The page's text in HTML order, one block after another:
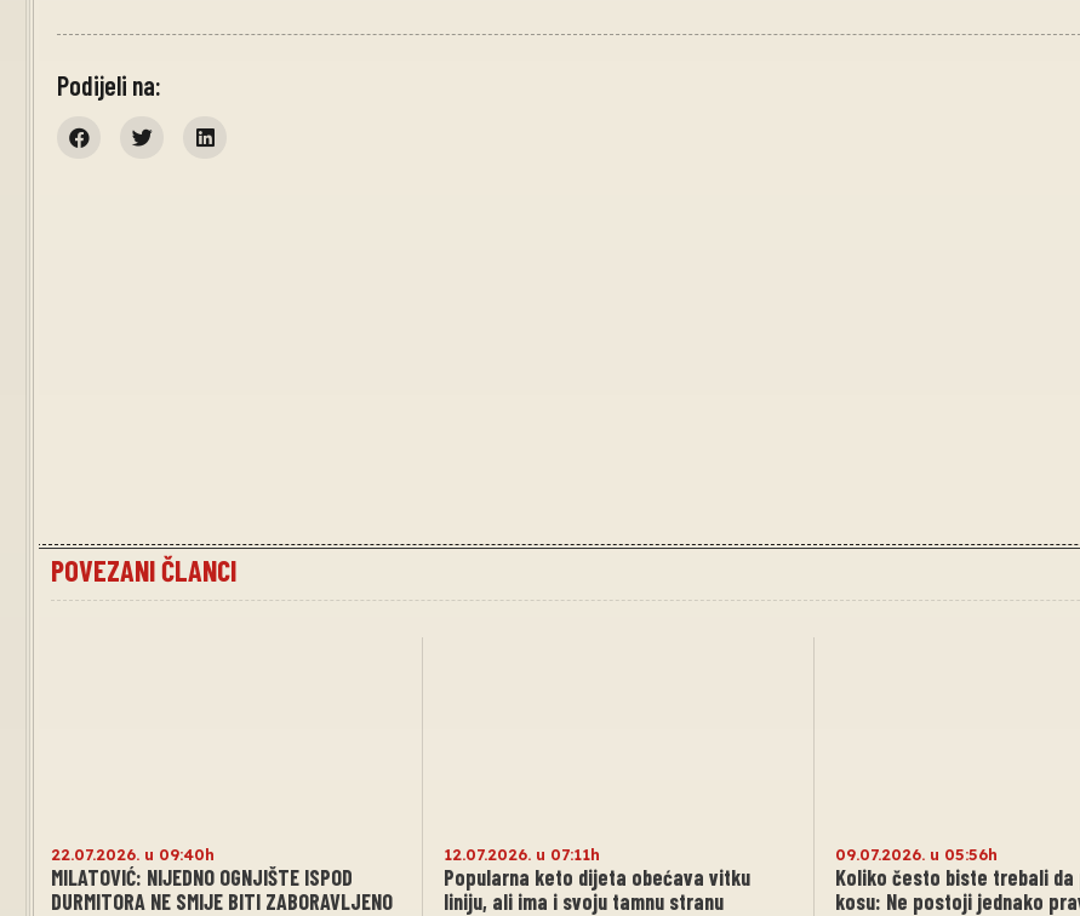
Podijeli na:
POVEZANI ČLANCI
22.07.2026. u 09:40h
MILATOVIĆ: NIJEDNO OGNJIŠTE ISPOD
DURMITORA NE SMIJE BITI ZABORAVLJENO
12.07.2026. u 07:11h
Popularna keto dijeta obećava vitku
liniju, ali ima i svoju tamnu stranu
09.07.2026. u 05:56h
Koliko često biste trebali
kosu: Ne postoji jednako